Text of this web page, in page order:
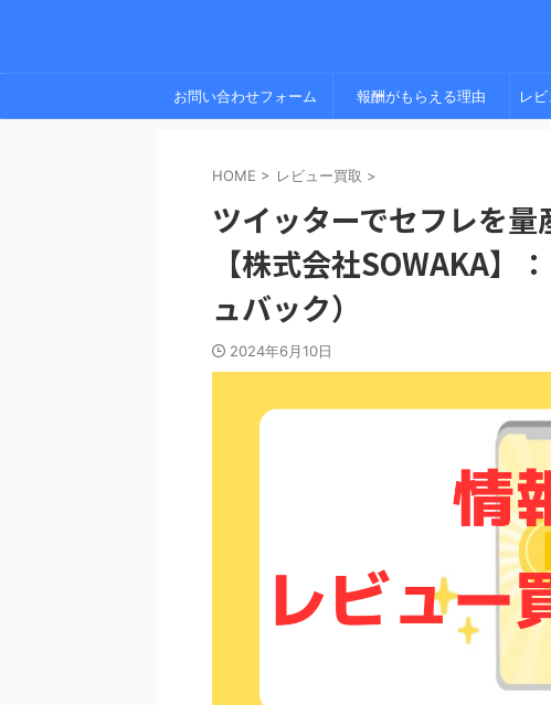
お問い合わせフォーム 報酬がもらえる理由 レ
HOME > レビュー買取 >
ツイッターでセフレを
【株式会社SOWAKA
ュバック）
2024年6月10日